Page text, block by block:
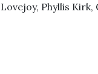
Phyllis Kirk,